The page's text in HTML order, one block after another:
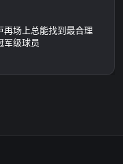
场上总能找到最合理
军级球员